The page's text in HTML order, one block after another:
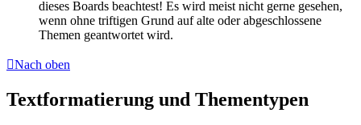
dieses Boards beachtest! Es wird meist nicht gerne gesehen,
wenn ohne triftigen Grund auf alte oder abgeschlossene
Themen geantwortet wird.
Nach oben
Textformatierung und Thementypen